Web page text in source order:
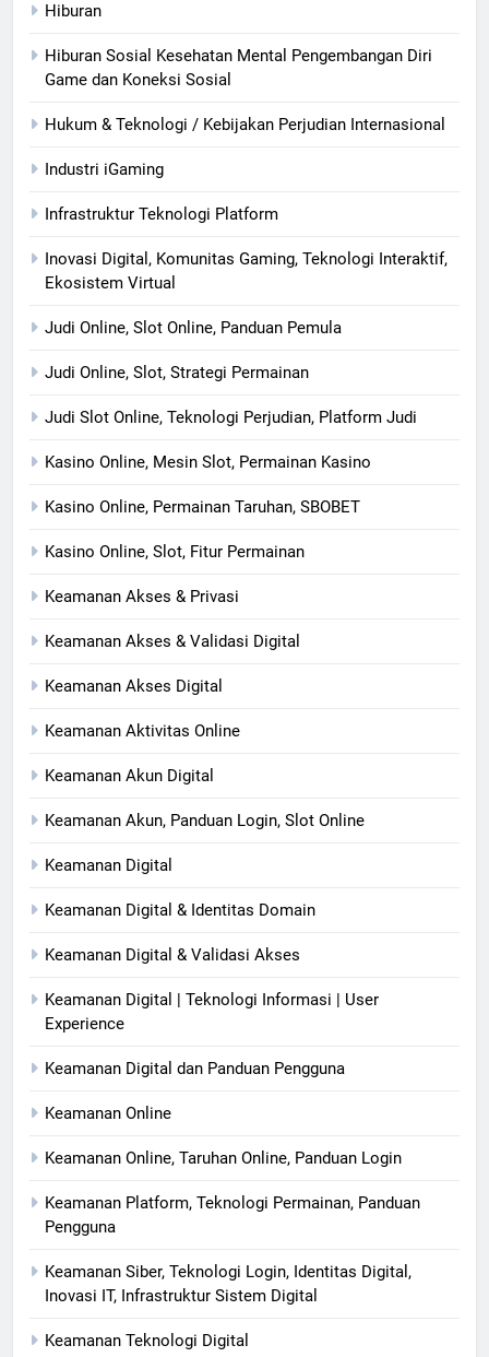
Hiburan
Hiburan Sosial Kesehatan Mental Pengembangan Diri
Game dan Koneksi Sosial
Hukum & Teknologi / Kebijakan Perjudian Internasional
Industri iGaming
Infrastruktur Teknologi Platform
Inovasi Digital, Komunitas Gaming, Teknologi Interaktif,
Ekosistem Virtual
Judi Online, Slot Online, Panduan Pemula
Judi Online, Slot, Strategi Permainan
Judi Slot Online, Teknologi Perjudian, Platform Judi
Kasino Online, Mesin Slot, Permainan Kasino
Kasino Online, Permainan Taruhan, SBOBET
Kasino Online, Slot, Fitur Permainan
Keamanan Akses & Privasi
Keamanan Akses & Validasi Digital
Keamanan Akses Digital
Keamanan Aktivitas Online
Keamanan Akun Digital
Keamanan Akun, Panduan Login, Slot Online
Keamanan Digital
Keamanan Digital & Identitas Domain
Keamanan Digital & Validasi Akses
Keamanan Digital | Teknologi Informasi | User
Experience
Keamanan Digital dan Panduan Pengguna
Keamanan Online
Keamanan Online, Taruhan Online, Panduan Login
Keamanan Platform, Teknologi Permainan, Panduan
Pengguna
Keamanan Siber, Teknologi Login, Identitas Digital,
Inovasi IT, Infrastruktur Sistem Digital
Keamanan Teknologi Digital